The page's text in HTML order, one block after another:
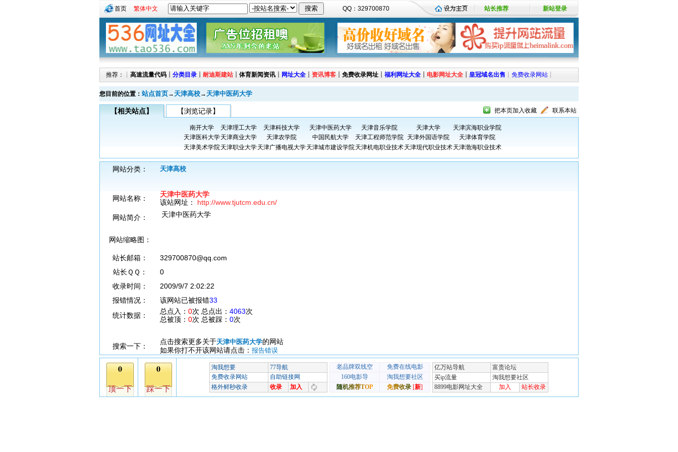
首页 繁体中文 QQ：329700870 站长推荐 新站登录
推荐：┊ 高速流量代码 ┊ 分类目录 ┊ 耐迪斯建站 ┊ 体育新闻资讯 ┊ 网址大全 ┊ 资讯博客 ┊ 免费收录网址 ┊ 福利网址大全 ┊ 电影网址大全 ┊ 皇冠域名出售 ┊ 免费收录网站 ┊
您目前的位置： 站点首页→ 天津高校→ 天津中医药大学
【相关站点】 【浏览记录】 把本页加入收藏 联系本站
南开大学 天津理工大学 天津科技大学 天津中医药大学 天津音乐学院 天津大学
天津滨海职业学院
天津医科大学天津商业大学 天津农学院 中国民航大学 天津工程师范学院 天津外国语学院
天津体育学院
天津美术学院天津职业大学天津广播电视大学天津城市建设学院天津机电职业技术天津现代职业技术天津渤海职业技术
网站分类： 天津高校
网站名称：
天津中医药大学
该站网址： http://www.tjutcm.edu.cn/
网站简介：
天津中医药大学
网站缩略图：
站长邮箱：
329700870@qq.com
站长ＱＱ：
0
收录时间：
2009/9/7 2:02:22
报错情况：
该网站已被报错33
统计数据：
总点入： 0次 总点出： 4063次
总被顶： 0次 总被踩： 0次
搜索一下：
点击搜索更多关于天津中医药大学的网站
如果你打不开该网站请点击： 报告错误